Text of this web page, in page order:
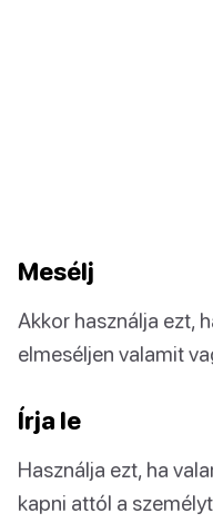
Mesélj
Akkor használja ezt,
elmeséljen valamit
Írja le
Használja ezt, ha
kapni attól a